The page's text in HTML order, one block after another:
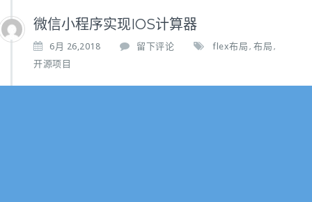
微信小程序实现IOS计算器
6月 26,2018 留下评论 flex布局 , 布局 ,
开源项目